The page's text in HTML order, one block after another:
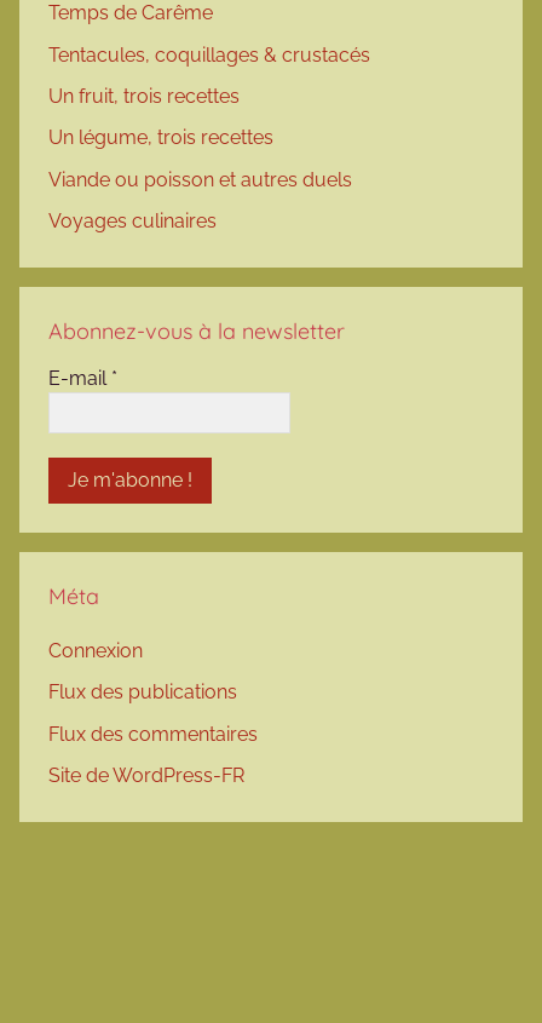
Temps de Carême
Tentacules, coquillages & crustacés
Un fruit, trois recettes
Un légume, trois recettes
Viande ou poisson et autres duels
Voyages culinaires
Abonnez-vous à la newsletter
E-mail *
Méta
Connexion
Flux des publications
Flux des commentaires
Site de WordPress-FR